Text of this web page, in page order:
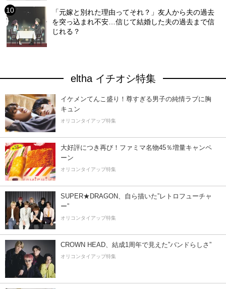
「元嫁と別れた理由ってそれ？」友人から夫の過去
を突っ込まれ不安…信じて結婚した夫の過去まで信
じれる？
eltha イチオシ特集
イケメンてんこ盛り！尊すぎる男子の純情ラブに胸
キュン
オリコンタイアップ特集
大好評につき再び！ファミマ名物45％増量キャンペ
ーン
オリコンタイアップ特集
SUPER★DRAGON、自ら描いた”レトロフューチャ
ー”
オリコンタイアップ特集
CROWN HEAD、結成1周年で見えた”バンドらしさ”
オリコンタイアップ特集